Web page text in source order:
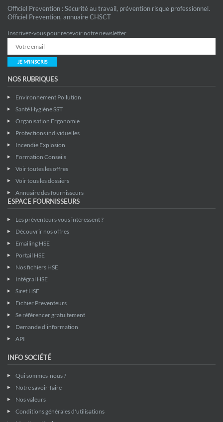
Officiel Prevention : Sécurité au travail, prévention risque professionnel.
Officiel Prevention, annuaire CHSCT
Inscrivez-vous pour recevoir notre newsletter
JE M'INSCRIS
NOS RUBRIQUES
Environnement Pollution
Santé Hygiène SST
Organisation Ergonomie
Protections individuelles
Incendie Explosion
Formation Conseils
Voir toutes les offres
Voir tous les dossiers
Annuaire des fournisseurs
ESPACE FOURNISSEURS
Les préventeurs vous intéressent ?
Découvrir nos offres
Emailing HSE
Portail HSE
Nos fichiers HSE
Intégral HSE
Siret HSE
Fichier Preventeurs
Se référencer gratuitement
Demande d'information
API
INFO SOCIÉTÉ
Qui sommes-nous ?
Notre savoir-faire
Nos valeurs
Conditions générales d'utilisations